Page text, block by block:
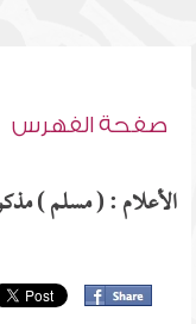
صفحة الفهرس
الأعلام : ( مسلم )